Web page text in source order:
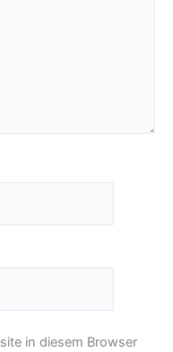
in diesem Browser